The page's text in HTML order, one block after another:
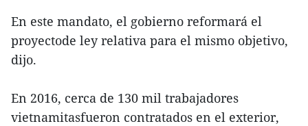
En este mandato, el gobierno reformará el
proyectode ley relativa para el mismo objetivo,
dijo.
En 2016, cerca de 130 mil trabajadores
vietnamitasfueron contratados en el exterior,